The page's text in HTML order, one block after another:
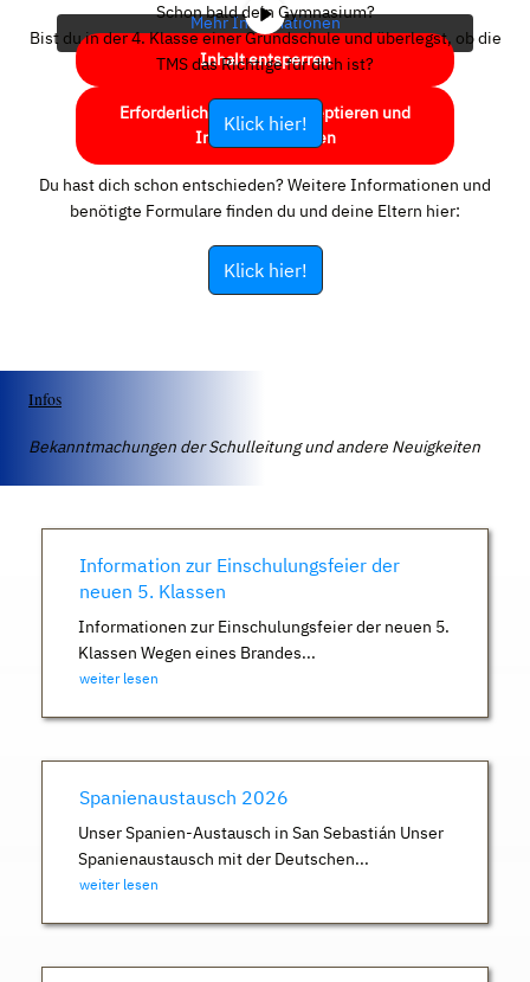
Mehr Informationen
Inhalt entsperren
Erforderlichen Service akzeptieren und
Inhalte entsperren
Schon bald dein Gymnasium?
Bist du in der 4. Klasse einer Grundschule und überlegst, ob die
TMS das Richtige für dich ist?
Klick hier!
Du hast dich schon entschieden? Weitere Informationen und
benötigte Formulare finden du und deine Eltern hier:
Klick hier!
Infos
Bekanntmachungen der Schulleitung und andere Neuigkeiten
Information zur Einschulungsfeier der
neuen 5. Klassen
Informationen zur Einschulungsfeier der neuen 5.
Klassen Wegen eines Brandes...
weiter lesen
Spanienaustausch 2026
Unser Spanien-Austausch in San Sebastián Unser
Spanienaustausch mit der Deutschen...
weiter lesen